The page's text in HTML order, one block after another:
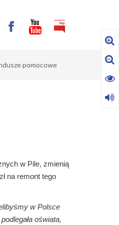
pomocowe
w Pile, zmienią
na remont tego
w Polsce
oświata,